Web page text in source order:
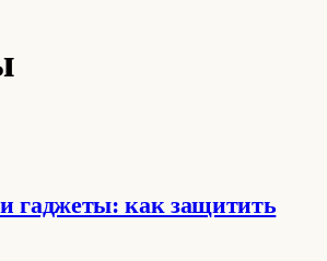
и гаджеты: как защитить